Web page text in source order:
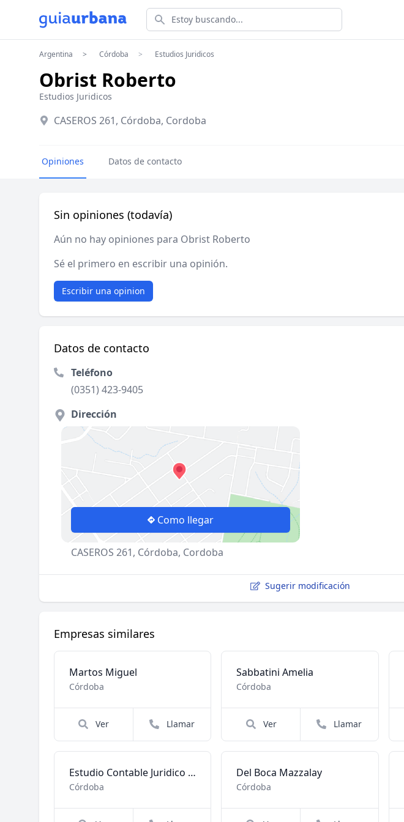
Estoy buscando...
Argentina Córdoba Estudios Juridicos
Obrist Roberto
Estudios Juridicos
CASEROS 261, Córdoba, Cordoba
Opiniones Datos de contacto
Sin opiniones (todavía)
Aún no hay opiniones para Obrist Roberto
Sé el primero en escribir una opinión.
Escribir una opinion
Datos de contacto
Teléfono
(0351) 423-9405
Dirección
Como llegar
CASEROS 261, Córdoba, Cordoba
Sugerir modificación
Empresas similares
Martos Miguel
Córdoba
Ver Llamar
Sabbatini Amelia
Córdoba
Ver Llamar
Estudio Contable Juridico Inmobiliario
Córdoba
Del Boca Mazzalay
Córdoba